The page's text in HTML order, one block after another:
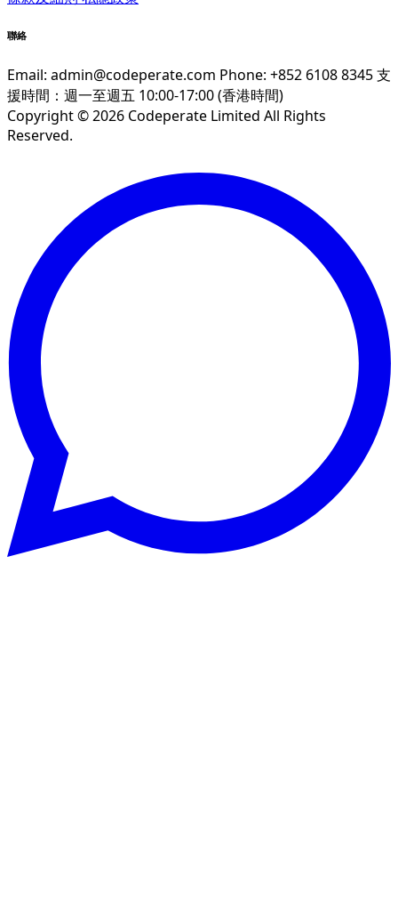
聯絡
Email: admin@codeperate.com Phone: +852 6108 8345支
援時間：週一至週五 10:00-17:00 (香港時間)
Copyright © 2026 Codeperate Limited All Rights
Reserved.